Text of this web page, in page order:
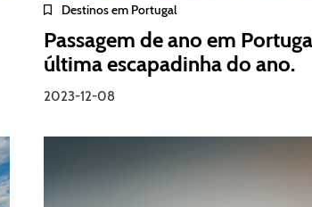
Destinos em Portugal
Passagem de ano em
última escapadinha do ano.
2023-12-08